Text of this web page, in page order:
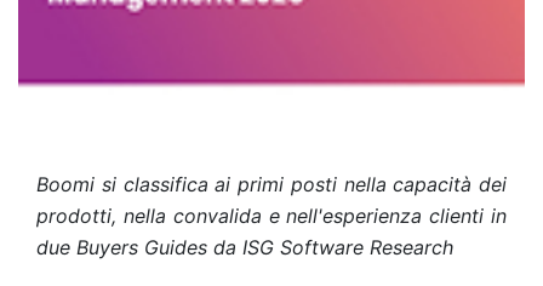
Boomi si classifica ai primi posti nella capacità dei
prodotti, nella convalida e nell'esperienza clienti in
due Buyers Guides da ISG Software Research